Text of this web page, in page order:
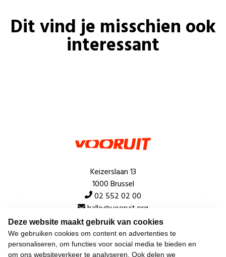
Deze website maakt gebruik van cookies
We gebruiken cookies om content en advertenties te
personaliseren, om functies voor social media te bieden en
om ons websiteverkeer te analyseren. Ook delen we
Dit vind je misschien ook
interessant
Keizerslaan 13
1000 Brussel
02 552 02 00
hallo@vooruit.org
Snel